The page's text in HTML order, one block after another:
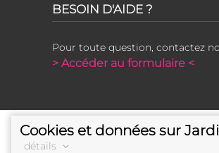
BESOIN D'AIDE ?
Pour toute question, contactez
> Accéder au formulaire <
Cookies et données sur
détails